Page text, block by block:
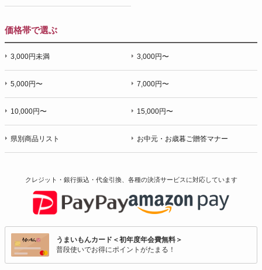
価格帯で選ぶ
3,000円未満 3,000円〜
5,000円〜 7,000円〜
10,000円〜 15,000円〜
県別商品リスト お中元・お歳暮ご贈答マナー
クレジット・銀行振込・代金引換、各種の決済サービスに対応しています
うまいもんカード＜初年度年会費無料＞
普段使いでお得にポイントがたまる！